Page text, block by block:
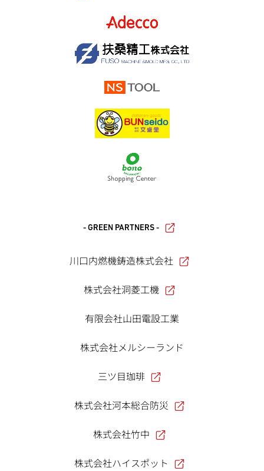
- GREEN PARTNERS -
川口内燃機鋳造株式会社
株式会社洞菱工機
有限会社山田電設工業
株式会社メルシーランド
三ツ目珈琲
株式会社河本総合防災
株式会社竹中
株式会社ハイスポット